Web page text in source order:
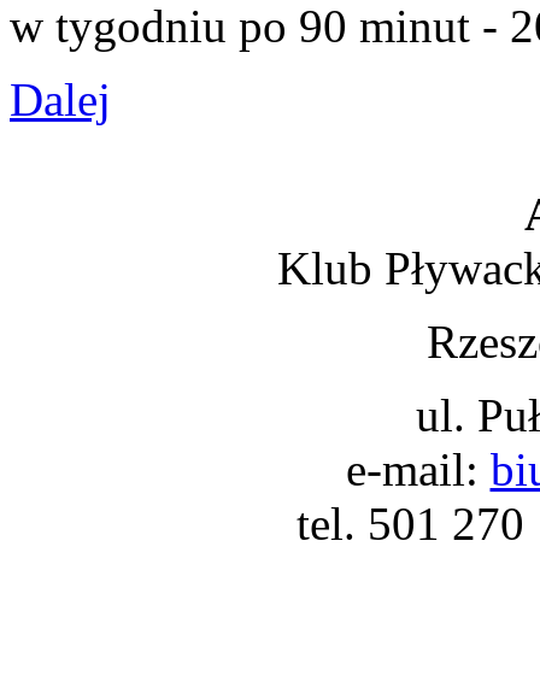
w tygodniu po 90 minut -
Dalej
Klub
ul.
e-mail:
tel. 501